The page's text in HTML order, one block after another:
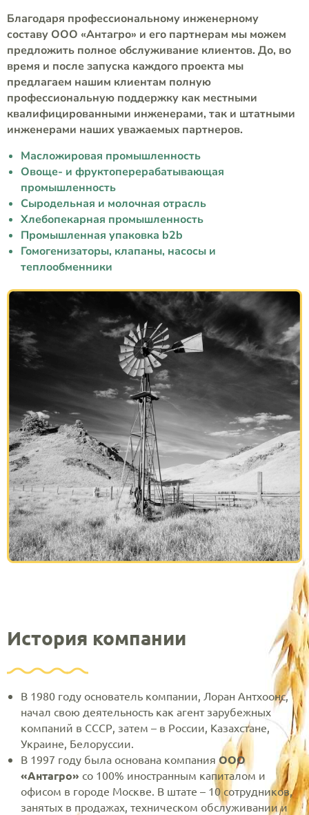
Благодаря профессиональному инженерному
составу ООО «Антагро» и его партнерам мы можем
предложить полное обслуживание клиентов. До, во
время и после запуска каждого проекта мы
предлагаем нашим клиентам полную
профессиональную поддержку как местными
квалифицированными инженерами, так и штатными
инженерами наших уважаемых партнеров.
Масложировая промышленность
Овоще- и фруктоперерабатывающая
промышленность
Сыродельная и молочная отрасль
Хлебопекарная промышленность
Промышленная упаковка b2b
Гомогенизаторы, клапаны, насосы и
теплообменники
История компании
В 1980 году основатель компании, Лоран Антхоонс,
начал свою деятельность как агент зарубежных
компаний в СССР, затем – в России, Казахстане,
Украине, Белоруссии.
В 1997 году была основана компанияOOO
«Антагро» со 100% иностранным капиталом и
офисом в городе Москве. В штате – 10 сотрудников,
занятых в продажах, техническом обслуживании и